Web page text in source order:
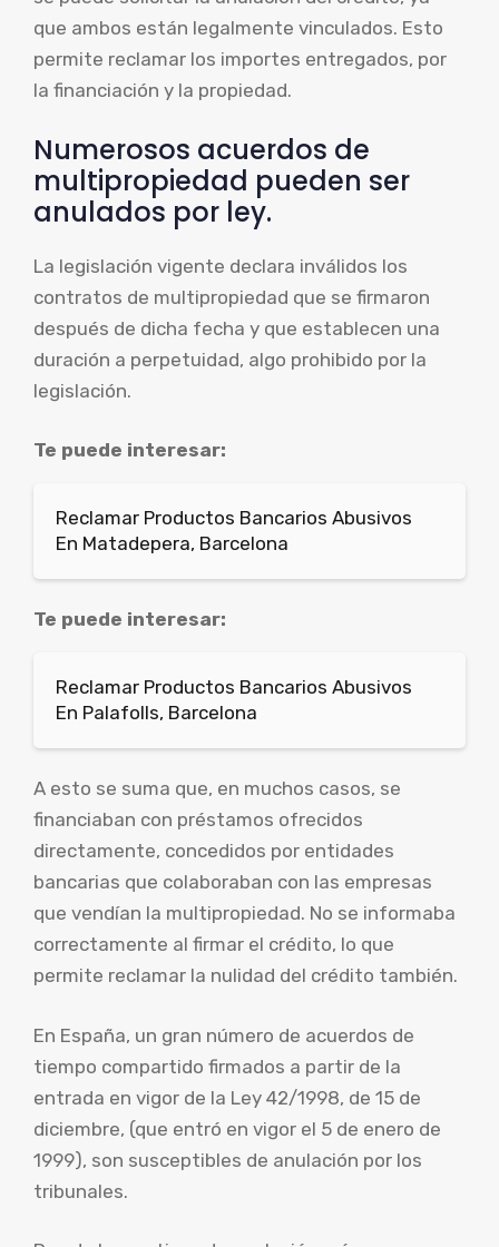
que ambos están legalmente vinculados. Esto
permite reclamar los importes entregados, por
la financiación y la propiedad.
Numerosos acuerdos de
multipropiedad pueden ser
anulados por ley.
La legislación vigente declara inválidos los
contratos de multipropiedad que se firmaron
después de dicha fecha y que establecen una
duración a perpetuidad, algo prohibido por la
legislación.
Te puede interesar:
Reclamar Productos Bancarios Abusivos
En Matadepera, Barcelona
Te puede interesar:
Reclamar Productos Bancarios Abusivos
En Palafolls, Barcelona
A esto se suma que, en muchos casos, se
financiaban con préstamos ofrecidos
directamente, concedidos por entidades
bancarias que colaboraban con las empresas
que vendían la multipropiedad. No se informaba
correctamente al firmar el crédito, lo que
permite reclamar la nulidad del crédito también.
En España, un gran número de acuerdos de
tiempo compartido firmados a partir de la
entrada en vigor de la Ley 42/1998, de 15 de
diciembre, (que entró en vigor el 5 de enero de
1999), son susceptibles de anulación por los
tribunales.